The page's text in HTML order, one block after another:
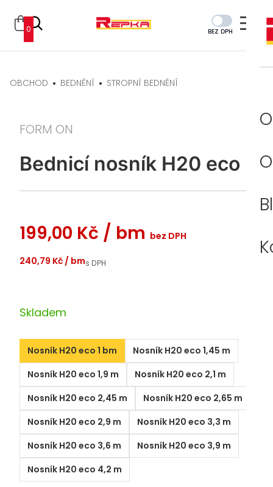
0 BEZ DPH
OBCHOD BEDNĚNÍ STROPNÍ BEDNĚNÍ
FORM ON
Bednicí nosník H20 eco
199,00 Kč / bm bez DPH
240,79 Kč / bms DPH
Skladem
Nosník H20 eco 1 bm
Nosník H20 eco 1,45 m
Nosník H20 eco 1,9 m
Nosník H20 eco 2,1 m
Nosník H20 eco 2,45 m
Nosník H20 eco 2,65 m
Nosník H20 eco 2,9 m
Nosník H20 eco 3,3 m
Nosník H20 eco 3,6 m
Nosník H20 eco 3,9 m
Nosník H20 eco 4,2 m